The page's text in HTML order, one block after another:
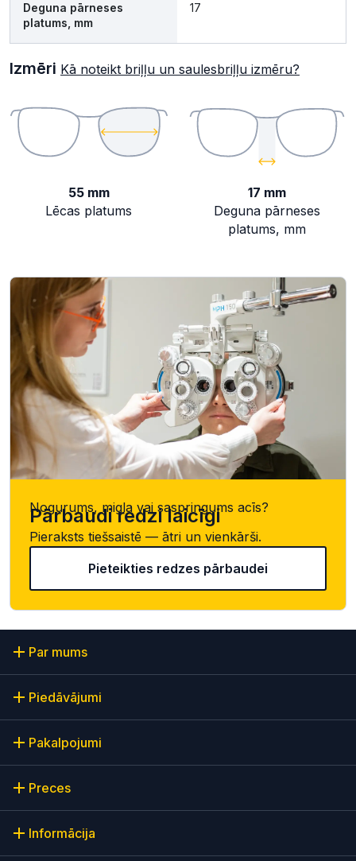
Deguna pārneses
platums, mm
17
Izmēri Kā noteikt briļļu un saulesbriļļu izmēru?
55 mm
Lēcas platums
17 mm
Deguna pārneses
platums, mm
Nogurums, migla vai saspringums acīs?
Pārbaudi redzi laicīgi
Pieraksts tiešsaistē — ātri un vienkārši.
Pieteikties redzes pārbaudei
Par mums
Piedāvājumi
Pakalpojumi
Preces
Informācija